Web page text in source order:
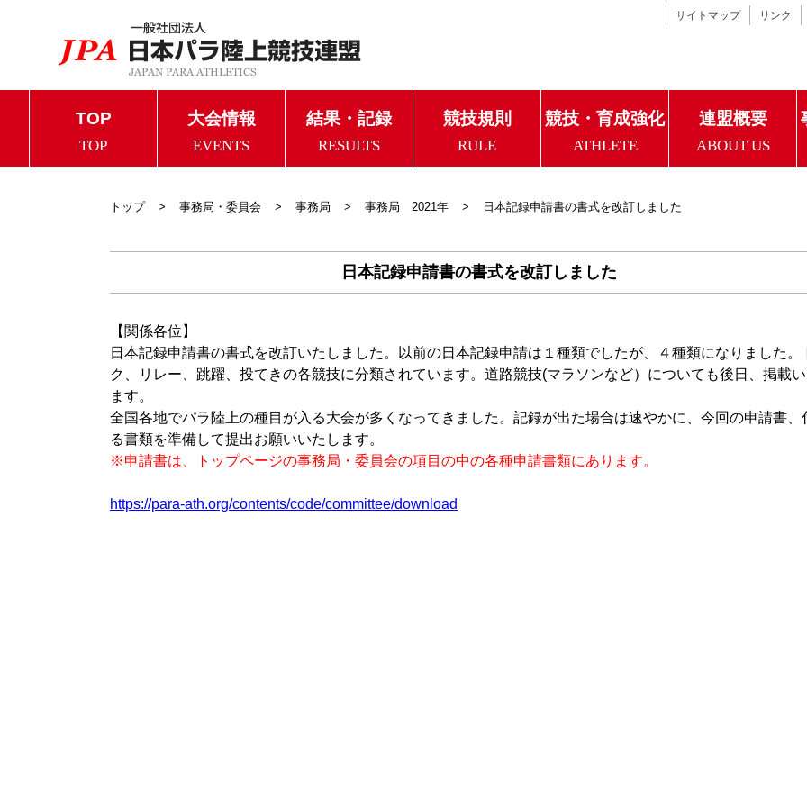
サイトマップ リンク
TOP
TOP
大会情報
EVENTS
結果・記録
RESULTS
競技規則
RULE
競技・育成強化
ATHLETE
連盟概要
ABOUT US
トップ 事務局・委員会 事務局 事務局 2021年 日本記録申請書の書式を改訂しました
日本記録申請書の書式を改訂しました
【関係各位】
日本記録申請書の書式を改訂いたしました。以前の日本記録申請は１種類でしたが、４種類になりました。
ク、リレー、跳躍、投てきの各競技に分類されています。道路競技(マラソンなど）についても後日、掲載
ます。
全国各地でパラ陸上の種目が入る大会が多くなってきました。記録が出た場合は速やかに、今回の申請書、
る書類を準備して提出お願いいたします。
※申請書は、トップページの事務局・委員会の項目の中の各種申請書類にあります。
https://para-ath.org/contents/code/committee/download